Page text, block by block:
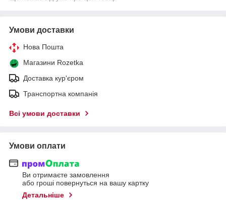
Умови доставки
Нова Пошта
Магазини Rozetka
Доставка кур'єром
Транспортна компанія
Всі умови доставки
Умови оплати
Ви отримаєте замовлення
або гроші повернуться на вашу картку
Детальніше